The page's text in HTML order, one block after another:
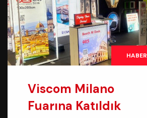
HABER
Viscom Milano
Fuarına Katıldık